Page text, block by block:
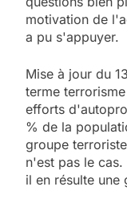
motivation de
a pu s'appuyer.
Mise à jour du
terme
efforts
% de la
groupe
n'est pas le
il en résulte une